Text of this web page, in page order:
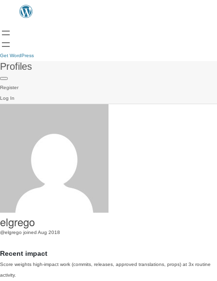
Get WordPress
Profiles
Register
Log In
elgrego
@elgrego joined Aug 2018
Recent impact
Score weights high-impact work (commits, releases, approved translations, props) at 3x routine
activity.